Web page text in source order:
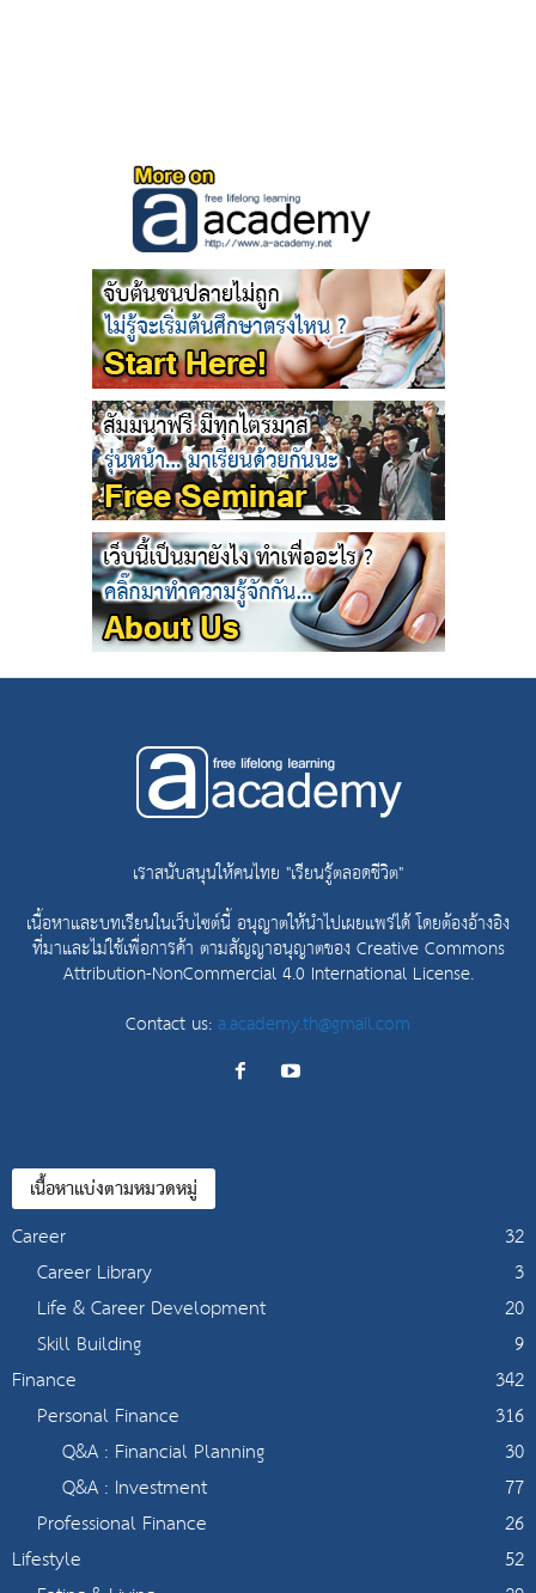
เราสนับสนุนให้คนไทย "เรียนรู้ตลอดชีวิต"
เนื้อหาและบทเรียนในเว็บไซต์นี้ อนุญาตให้นำไปเผยแพร่ได้ โดยต้องอ้างอิง
ที่มาและไม่ใช้เพื่อการค้า ตามสัญญาอนุญาตของ Creative Commons
Attribution-NonCommercial 4.0 International License.
Contact us:a.academy.th@gmail.com
เนื้อหาแบ่งตามหมวดหมู่
Career
32
Career Library
3
Life & Career Development
20
Skill Building
9
Finance
342
Personal Finance
316
Q&A : Financial Planning
30
Q&A : Investment
77
Professional Finance
26
Lifestyle
52